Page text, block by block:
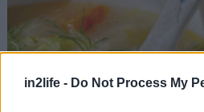
in2life - Do Not Process My